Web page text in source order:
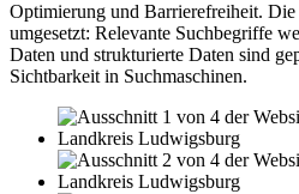
Optimierung und Barrierefreiheit.
umgesetzt: Relevante Suchbegriffe
Daten und strukturierte Daten sind
Sichtbarkeit in Suchmaschinen.